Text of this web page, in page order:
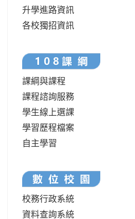
升學進路資訊
各校獨招資訊
課綱與課程
課程諮詢服務
學生線上選課
學習歷程檔案
自主學習
校務行政系統
資料查詢系統